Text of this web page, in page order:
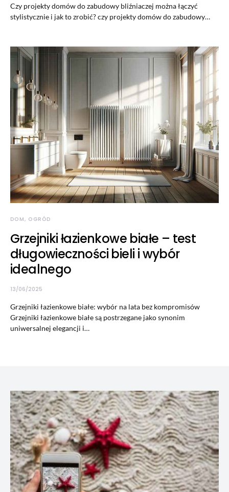
Czy projekty domów do zabudowy bliźniaczej można łączyć
stylistycznie i jak to zrobić? czy projekty domów do zabudowy…
DOM, OGRÓD
Grzejniki łazienkowe białe – test
długowieczności bieli i wybór
idealnego
13/06/2025
Grzejniki łazienkowe białe: wybór na lata bez kompromisów
Grzejniki łazienkowe białe są postrzegane jako synonim
uniwersalnej elegancji i…